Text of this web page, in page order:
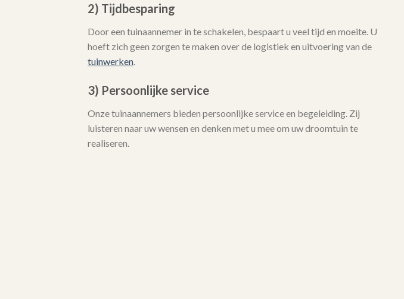
2) Tijdbesparing
Door een tuinaannemer in te schakelen, bespaart u veel tijd en moeite. U
hoeft zich geen zorgen te maken over de logistiek en uitvoering van de
tuinwerken
3) Persoonlijke service
Onze tuinaannemers bieden persoonlijke service en begeleiding. Zij
luisteren naar uw wensen en denken met u mee om uw droomtuin te
realiseren.